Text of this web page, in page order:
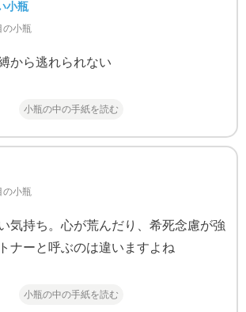
小瓶
の小瓶
から逃れられない
小瓶の中の手紙を読む
の小瓶
気持ち。心が荒んだり、希死念慮が強
ナーと呼ぶのは違いますよね
小瓶の中の手紙を読む